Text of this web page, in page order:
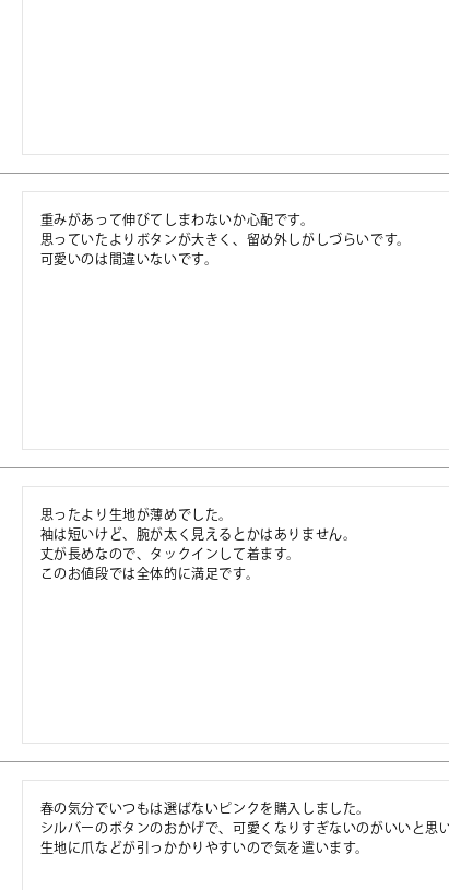
重みがあって伸びてしまわないか心配です。
思っていたよりボタンが大きく、留め外しがしづらいです。
可愛いのは間違いないです。
思ったより生地が薄めでした。
袖は短いけど、腕が太く見えるとかはありません。
丈が長めなので、タックインして着ます。
このお値段では全体的に満足です。
春の気分でいつもは選ばないピンクを購入しました。
シルバーのボタンのおかげで、可愛くなりすぎないのがいいと思
生地に爪などが引っかかりやすいので気を遣います。